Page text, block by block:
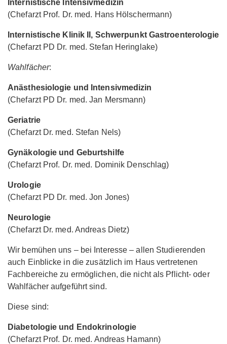
Internistische Intensivmedizin
(Chefarzt Prof. Dr. med. Hans Hölschermann)
Internistische Klinik II, Schwerpunkt Gastroenterologie
(Chefarzt PD Dr. med. Stefan Heringlake)
Wahlfächer:
Anästhesiologie und Intensivmedizin
(Chefarzt PD Dr. med. Jan Mersmann)
Geriatrie
(Chefarzt Dr. med. Stefan Nels)
Gynäkologie und Geburtshilfe
(Chefarzt Prof. Dr. med. Dominik Denschlag)
Urologie
(Chefarzt PD Dr. med. Jon Jones)
Neurologie
(Chefarzt Dr. med. Andreas Dietz)
Wir bemühen uns – bei Interesse – allen Studierenden
auch Einblicke in die zusätzlich im Haus vertretenen
Fachbereiche zu ermöglichen, die nicht als Pflicht- oder
Wahlfächer aufgeführt sind.
Diese sind:
Diabetologie und Endokrinologie
(Chefarzt Prof. Dr. med. Andreas Hamann)